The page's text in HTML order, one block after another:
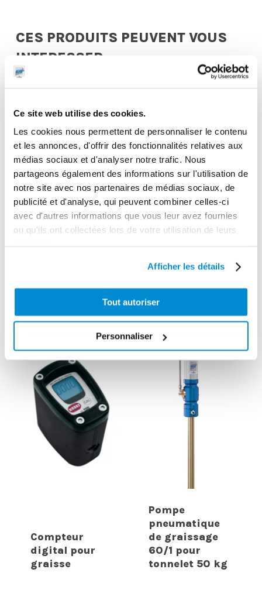
Ce site web utilise des cookies.
Les cookies nous permettent de personnaliser le contenu
et les annonces, d'offrir des fonctionnalités relatives aux
médias sociaux et d'analyser notre trafic. Nous
partageons également des informations sur l'utilisation de
notre site avec nos partenaires de médias sociaux, de
publicité et d'analyse, qui peuvent combiner celles-ci
avec d'autres informations que vous leur avez fournies
ou qu'ils ont collectées lors de votre utilisation de leurs
Afficher les détails
Tout autoriser
Personnaliser
CES PRODUITS PEUVENT VOUS
INTERESSER
fût 200 kg
Raccord
1/4″ Gaz
Compteur
digital pour
graisse
Pompe
pneumatique
de graissage
60/1 pour
tonnelet 50 kg